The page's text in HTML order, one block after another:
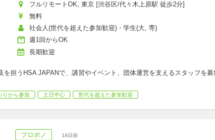
フルリモートOK, 東京 [渋谷区/代々木上原駅 徒歩2分]
無料
社会人(世代を超えた参加歓迎)・学生(大, 専)
週1回からOK
長期歓迎
担うHSA JAPANで、講習やイベント、団体運営を支えるスタッフを募
りから参加 土日中心 世代を超えた参加歓迎
プロボノ 18日前